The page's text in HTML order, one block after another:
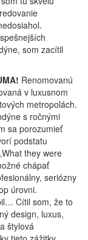
som zacítil
Renomovanú
v luxusnom
metropolách.
s ročnými
sa porozumieť
podstatu
they were
chápať
seriózny
úrovni.
Cítil som, že to
design, luxus,
štylová